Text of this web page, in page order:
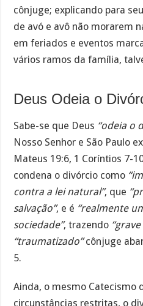
cônjuge; explicando para
de avó e avô não morarem
em feriados e eventos
vários ramos da família,
Deus Odeia o
Sabe-se que Deus “odeia o
Nosso Senhor e São Paulo
Mateus 19:6, 1 Coríntios 7-
condena o divórcio como
contra a lei natural”, que
salvação”, e é “realmente
sociedade”, trazendo
“traumatizado”cônjuge
5.
Ainda, o mesmo Catecismo
circunstâncias restritas, o